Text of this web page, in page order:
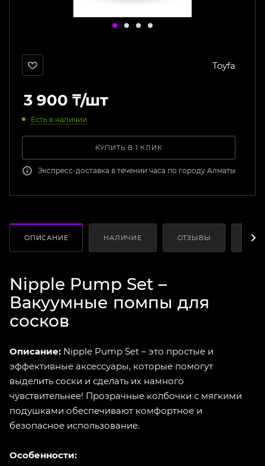
Toyfa
3 900 ₸/шт
Есть в наличии
КУПИТЬ В 1 КЛИК
Экспресс-доставка в течении часа по городу Алматы
ОПИСАНИЕ НАЛИЧИЕ ОТЗЫВЫ
Nipple Pump Set –
Вакуумные помпы для
сосков
Описание: Nipple Pump Set – это простые и
эффективные аксессуары, которые помогут
выделить соски и сделать их намного
чувствительнее! Прозрачные колбочки с мягкими
подушками обеспечивают комфортное и
безопасное использование.
Особенности: